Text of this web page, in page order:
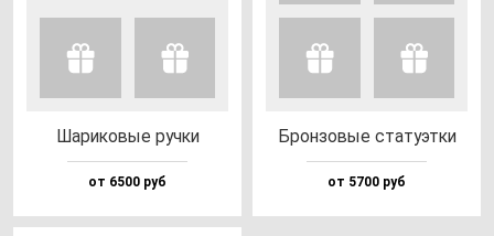
Шари­ко­вые руч­ки
от 6500 руб
Брон­зо­вые ста­ту­эт­ки
от 5700 руб